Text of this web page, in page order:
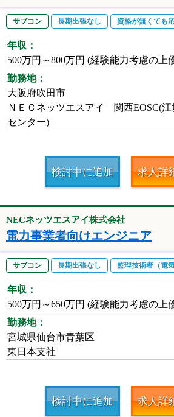
サブコン 長期出張なし 資格が無くても
年収：
500万円～800万円 (経験能力考慮の上
勤務地：
大阪府吹田市
ＮＥＣネッツエスアイ 関西EOSC(江
センター)
検討中に追加 求人詳
NECネッツエスアイ株式会社
電力事業者向けエンジニア
サブコン 長期出張なし 監理技術者（電気
年収：
500万円～650万円 (経験能力考慮の上
勤務地：
宮城県仙台市青葉区
東日本支社
検討中に追加 求人詳